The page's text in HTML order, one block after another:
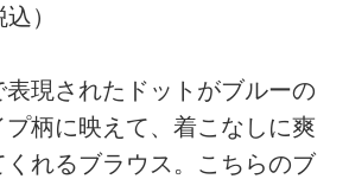
）
表現されたドットがブルーの
柄に映えて、着こなしに爽
れるブラウス。こちらのブ